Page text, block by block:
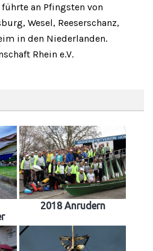
an Pfingsten von
Wesel, Reeserschanz,
in den Niederlanden.
Rhein e.V.
2018 Anrudern